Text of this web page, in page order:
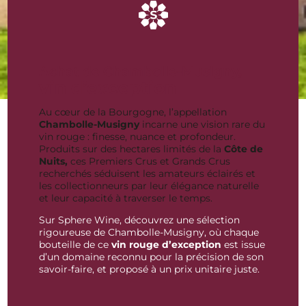
Au cœur de la Bourgogne, l’appellation
Chambolle-Musigny incarne une vision rare du
vin rouge : finesse, nuance et profondeur.
Produits sur des hectares limités de laCôte de
Nuits,ces Premiers Crus et Grands Crus
recherchés séduisent les amateurs éclairés et
les collectionneurs par leur élégance naturelle
et leur capacité à traverser le temps.
Sur Sphere Wine, découvrez une sélection
rigoureuse de Chambolle-Musigny, où chaque
bouteille de cevin rouge d’exceptionest issue
d’un domaine reconnu pour la précision de son
savoir-faire, et proposé à un prix unitaire juste.